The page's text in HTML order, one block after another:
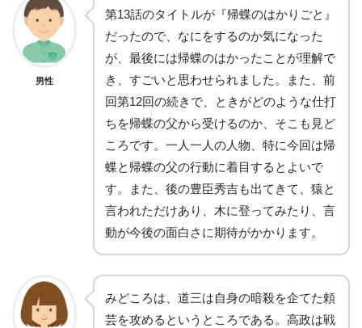
男性
第13話のタイトルが『帰蝶のはかりごと』
だったので、なにをするのか気になった
が、最後には帰蝶のはかったことが理解で
き、すごいと思わせられました。また、前
回第12回の続きで、ときがどのような仕打
ちを帰蝶の父から受けるのか、そこも見ど
ころです。一人一人の人物、特に今回は帰
蝶と帰蝶の父の行動に着目するとよいで
す。また、後の豊臣秀吉も出てきて、猿と
言われただけあり、木に登ってみたり、言
動が今後の面白さに期待がかかります。
みどころは、道三は自身の暗殺を企てた頼
芸を攻めるというところである。高政は戦